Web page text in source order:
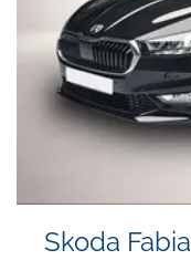
Skoda Fabia